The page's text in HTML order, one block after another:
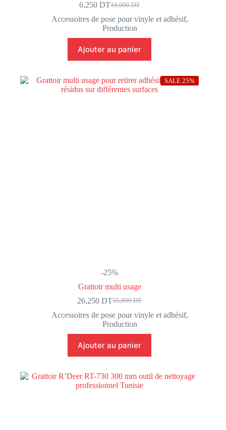
10,000DT
Le
prix
initial
était :
10,000 DT.
6,250DTLe
prix
actuel
est :
6,250 DT.
Accessoires de pose pour vinyle et adhésif,
Production
Ajouter au panier
-25%
Grattoir multi usage
SALE 25%
35,000DT
Le
prix
initial
35,000 DT.
26,250DTLe
prix
actuel
26,250 DT.
Accessoires de pose pour vinyle et adhésif,
Production
Ajouter au panier